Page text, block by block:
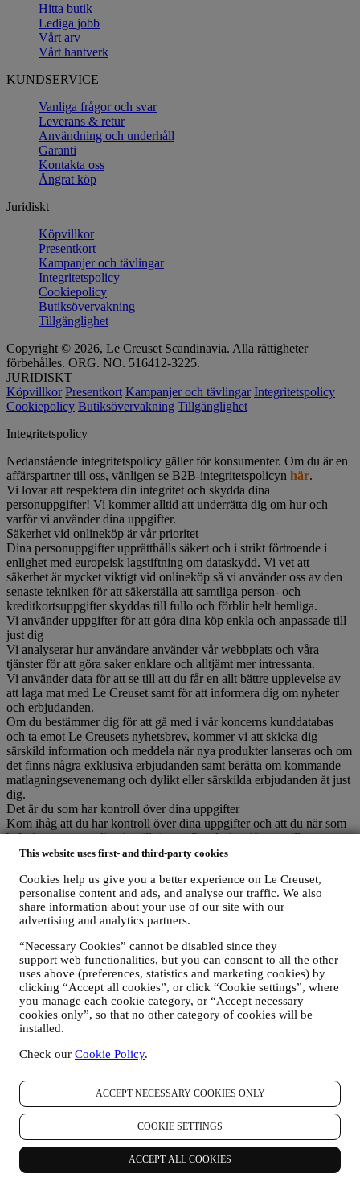
This website uses first- and third-party cookies
Cookies help us give you a better experience on Le Creuset,
personalise content and ads, and analyse our traffic. We also
share information about your use of our site with our
advertising and analytics partners.
“Necessary Cookies” cannot be disabled since they
support web functionalities, but you can consent to all the other
uses above (preferences, statistics and marketing cookies) by
clicking “Accept all cookies”, or click “Cookie settings”, where
you manage each cookie category, or “Accept necessary
cookies only”, so that no other category of cookies will be
installed.
Check our Cookie Policy.
ACCEPT NECESSARY COOKIES ONLY
COOKIE SETTINGS
ACCEPT ALL COOKIES
Hitta butik
Lediga jobb
Vårt arv
Vårt hantverk
KUNDSERVICE
Vanliga frågor och svar
Leverans & retur
Användning och underhåll
Garanti
Kontakta oss
Ångrat köp
Juridiskt
Köpvillkor
Presentkort
Kampanjer och tävlingar
Integritetspolicy
Cookiepolicy
Butiksövervakning
Tillgänglighet
Copyright © 2026, Le Creuset Scandinavia. Alla rättigheter
förbehålles. ORG. NO. 516412-3225.
JURIDISKT
Köpvillkor Presentkort Kampanjer och tävlingar Integritetspolicy
Cookiepolicy Butiksövervakning Tillgänglighet
Integritetspolicy
Nedanstående integritetspolicy gäller för konsumenter. Om du är en
affärspartner till oss, vänligen se B2B-integritetspolicyn här.
Vi lovar att respektera din integritet och skydda dina
personuppgifter! Vi kommer alltid att underrätta dig om hur och
varför vi använder dina uppgifter.
Säkerhet vid onlineköp är vår prioritet
Dina personuppgifter upprätthålls säkert och i strikt förtroende i
enlighet med europeisk lagstiftning om dataskydd. Vi vet att
säkerhet är mycket viktigt vid onlineköp så vi använder oss av den
senaste tekniken för att säkerställa att samtliga person- och
kreditkortsuppgifter skyddas till fullo och förblir helt hemliga.
Vi använder uppgifter för att göra dina köp enkla och anpassade till
just dig
Vi analyserar hur användare använder vår webbplats och våra
tjänster för att göra saker enklare och alltjämt mer intressanta.
Vi använder data för att se till att du får en allt bättre upplevelse av
att laga mat med Le Creuset samt för att informera dig om nyheter
och erbjudanden.
Om du bestämmer dig för att gå med i vår koncerns kunddatabas
och ta emot Le Creusets nyhetsbrev, kommer vi att skicka dig
särskild information och meddela när nya produkter lanseras och om
det finns några exklusiva erbjudanden samt berätta om kommande
matlagningsevenemang och dylikt eller särskilda erbjudanden åt just
dig.
Det är du som har kontroll över dina uppgifter
Kom ihåg att du har kontroll över dina uppgifter och att du när som
helst kan anpassa dina inställningar. Om du inte längre vill ta emot
marknadsföring från oss kan du klicka på knappen för att
inställningar.
Du kan lita på att vi aldrig kommer att överlämna dina uppgifter till
tredjepartsorganisationer för deras egen marknadsföring utan ditt
medgivande.
Om du vill få information om något eller utöva dina
integritetsrättigheter kan du skicka e-post till oss på
privacy@lecreuset.comoch berätta vad det rör sig om, så svarar vi i
god tid.
LE CREUSETS INTEGRITETSMEDDELANDE I SIN
HELHET
Le Creuset förbinder sig till att skydda dina personuppgifter och din
bearbetar dina personuppgifter i enlighet med gällande EU-
dataskyddsförordning 2016/679) samt lagarna om dataskydd som
gäller i ditt land, ditt territorium eller din vistelseort (sammantaget
”dataskyddslagarna”).
1. När samlar vi in information om dig och vilken typ av information rör
det sig om?
Med ”personuppgifter” menas all information som är kopplad till dig
och som gör det möjligt för oss att identifiera dig antingen direkt